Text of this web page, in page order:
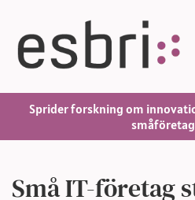
Sprider forskning om
Små IT-företag